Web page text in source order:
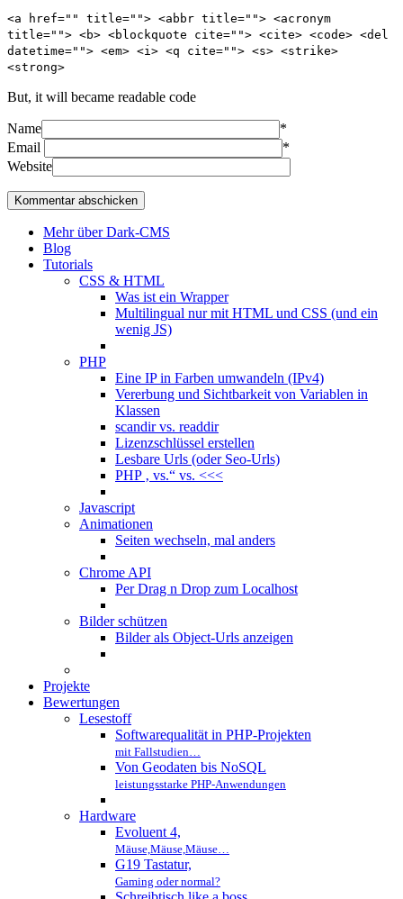
<a href="" title=""> <abbr title=""> <acronym
title=""> <b> <blockquote cite=""> <cite> <code> <del
datetime=""> <em> <i> <q cite=""> <s> <strike>
<strong>
But, it will became readable code
Name
*
Email
*
Website
Mehr über Dark-CMS
Blog
Tutorials
CSS & HTML
Was ist ein Wrapper
Multilingual nur mit HTML und CSS (und ein
wenig JS)
PHP
Eine IP in Farben umwandeln (IPv4)
Vererbung und Sichtbarkeit von Variablen in
Klassen
scandir vs. readdir
Lizenzschlüssel erstellen
Lesbare Urls (oder Seo-Urls)
PHP ‚ vs.“ vs. <<<
Javascript
Animationen
Seiten wechseln, mal anders
Chrome API
Per Drag n Drop zum Localhost
Bilder schützen
Bilder als Object-Urls anzeigen
Projekte
Bewertungen
Lesestoff
Softwarequalität in PHP-Projekten
mit Fallstudien…
Von Geodaten bis NoSQL
leistungsstarke PHP-Anwendungen
Hardware
Evoluent 4,
Mäuse,Mäuse,Mäuse…
G19 Tastatur,
Gaming oder normal?